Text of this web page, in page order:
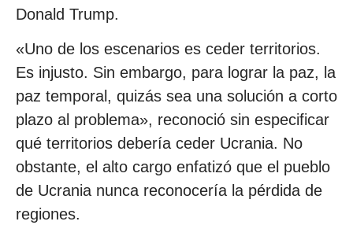
Donald Trump.
«Uno de los escenarios es ceder territorios.
Es injusto. Sin embargo, para lograr la paz, la
paz temporal, quizás sea una solución a corto
plazo al problema», reconoció sin especificar
qué territorios debería ceder Ucrania. No
obstante, el alto cargo enfatizó que el pueblo
de Ucrania nunca reconocería la pérdida de
regiones.